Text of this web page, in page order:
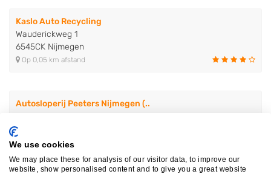
Kaslo Auto Recycling
Wauderickweg 1
6545CK Nijmegen
Op 0,05 km afstand
Autosloperij Peeters Nijmegen (..
6545AD Nijmegen
Op 0,08 km afstand
We use cookies
We may place these for analysis of our visitor data, to improve our
website, show personalised content and to give you a great website